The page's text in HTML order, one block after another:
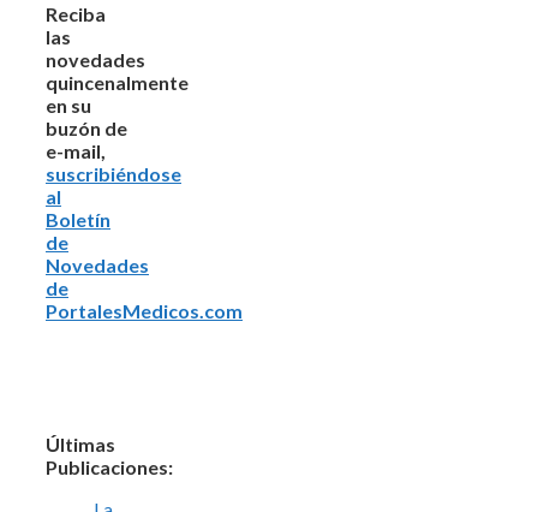
Reciba
las
novedades
quincenalmente
en su
buzón de
e-mail,
suscribiéndose
al
Boletín
de
Novedades
de
PortalesMedicos.com
Últimas
Publicaciones: